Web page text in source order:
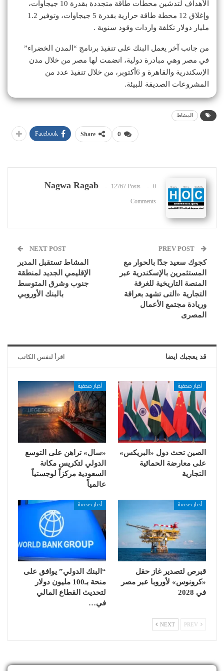
الأهداف لتدشين محطات طاقة متجددة بقدرة 10 جيجاوات،
وإغلاق 12 محطة طاقة حرارية بقدرة 5 جيجاوات، وتوفير 1.2
مليار دولار تكلفة واردات وقود سنوية .
من جانب آخر يعمل البنك على تنفيذ برنامج “المدن الخضراء”
في مصر وهي مبادرة دولية، انضمت لها مصر من خلال مدن
الإسكندرية والقاهرة و 6أكتوبر، من خلال تنفيذ عدد من
المشروعات الصديقة للبيئة.
المشاط
0
Share
Facebook
Nagwa Ragab 12767 Posts 0
Comments
كجوك سعيد جدًا بالحوار مع
المستثمرين بالإسكندرية عبر
المنصة التاريخية للغرفة
التجارية «التى تشهد بعراقة
وريادة مجتمع الأعمال
المصرى
NEXT POST
المشاط تستقبل المدير
الإقليمي الجديد لمنطقة
جنوب وشرق المتوسط
بالبنك الأوروبي
قد يعجبك ايضا اقرأ لنفس الكاتب
أخبار صحفية
الصين تحث دول «البريكس»
على معارضة الحمائية
التجارية
أخبار صحفية
«سال» تراهن على التوسع
الدولي لتكريس مكانة
السعودية مركزاً لوجستياً
عالمياً
أخبار صحفية
قبرص لتصدير غاز حقل
«كرونوس» لأوروبا عبر مصر
في 2028
أخبار صحفية
“البنك الدولي” يوافق على
منحة بـ100 مليون دولار
لتحديث القطاع المالي
في…
NEXT